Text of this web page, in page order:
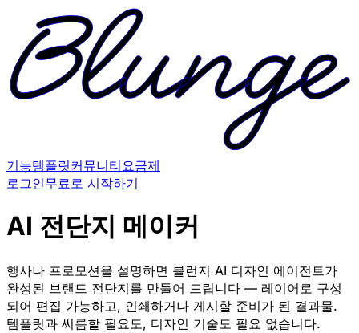
기능템플릿커뮤니티요금제
로그인무료로 시작하기
AI 전단지 메이커
행사나 프로모션을 설명하면 블런지 AI 디자인 에이전트가
완성된 브랜드 전단지를 만들어 드립니다 — 레이어로 구성
되어 편집 가능하고, 인쇄하거나 게시할 준비가 된 결과물.
템플릿과 씨름할 필요도, 디자인 기술도 필요 없습니다.